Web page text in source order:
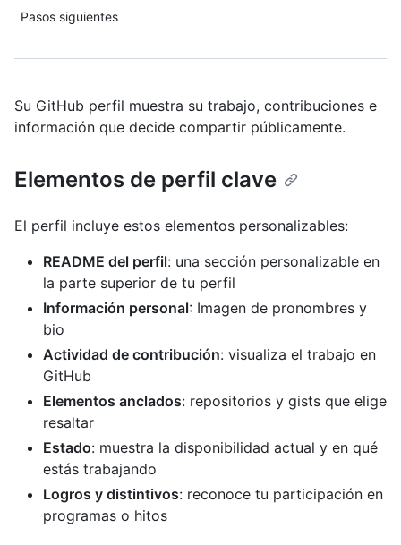
Pasos siguientes
Su GitHub perfil muestra su trabajo, contribuciones e
información que decide compartir públicamente.
Elementos de perfil clave
El perfil incluye estos elementos personalizables:
README del perfil: una sección personalizable en
la parte superior de tu perfil
Información personal: Imagen de pronombres y
bio
Actividad de contribución: visualiza el trabajo en
GitHub
Elementos anclados: repositorios y gists que elige
resaltar
Estado: muestra la disponibilidad actual y en qué
estás trabajando
Logros y distintivos: reconoce tu participación en
programas o hitos